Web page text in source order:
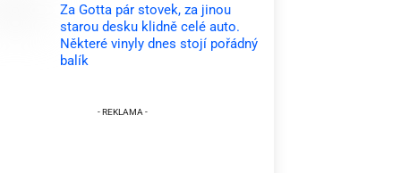
Za Gotta pár stovek, za jinou
starou desku klidně celé auto.
Některé vinyly dnes stojí pořádný
balík